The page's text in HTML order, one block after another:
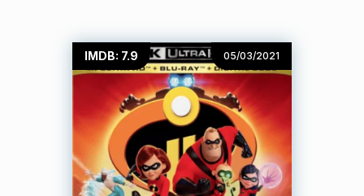
IMDB: 7.9 05/03/2021